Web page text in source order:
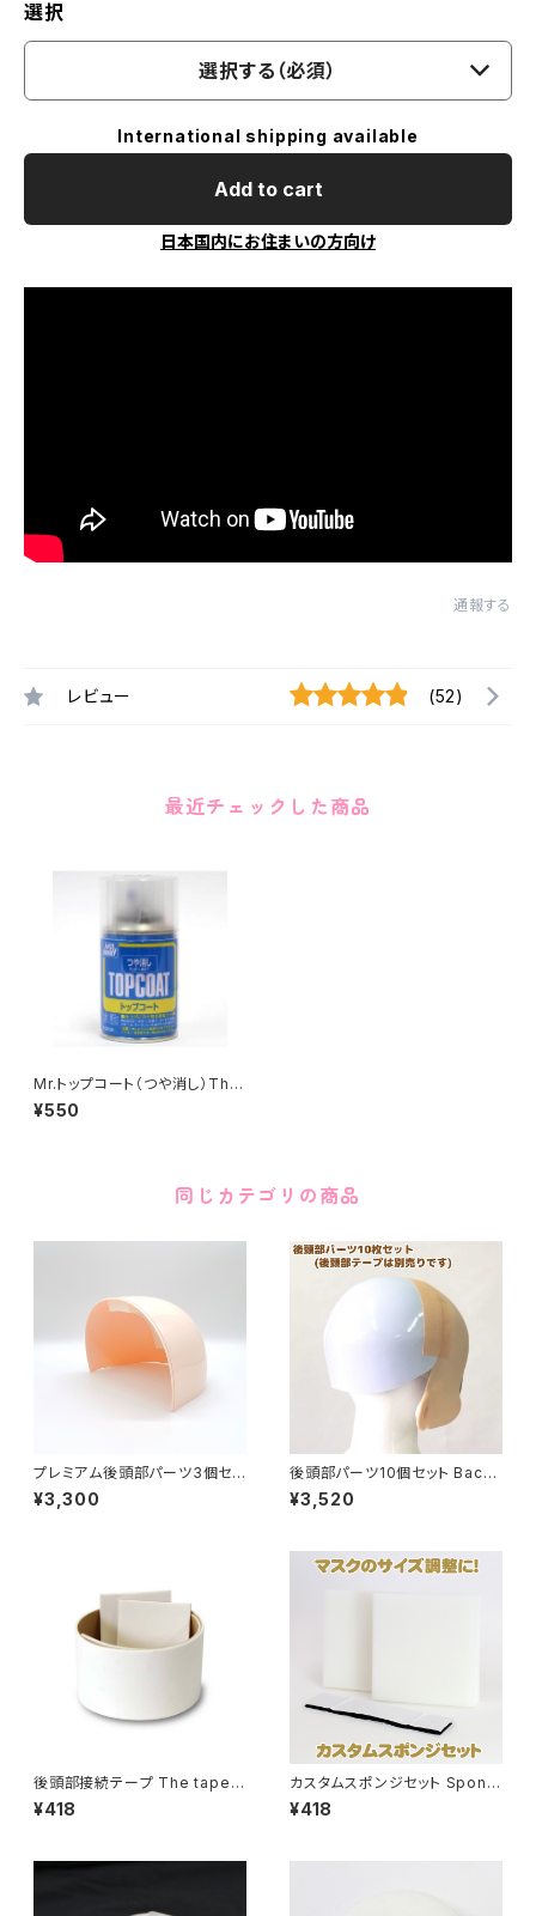
選択
選択する（必須）
International shipping available
Add to cart
日本国内にお住まいの方向け
通報する
レビュー (52)
最近チェックした商品
Mr.トップコート（つや消し）This
item can not ship oversea
s
¥550
同じカテゴリの商品
プレミアム後頭部パーツ3個セッ
ト Premium back of head p
art 3 pieces set
¥3,300
後頭部パーツ10個セット Back
of head part 10 pieces set
¥3,520
後頭部接続テープ The tape o
f connecting back of the h
ead parts
¥418
カスタムスポンジセット Spong
e set
¥418